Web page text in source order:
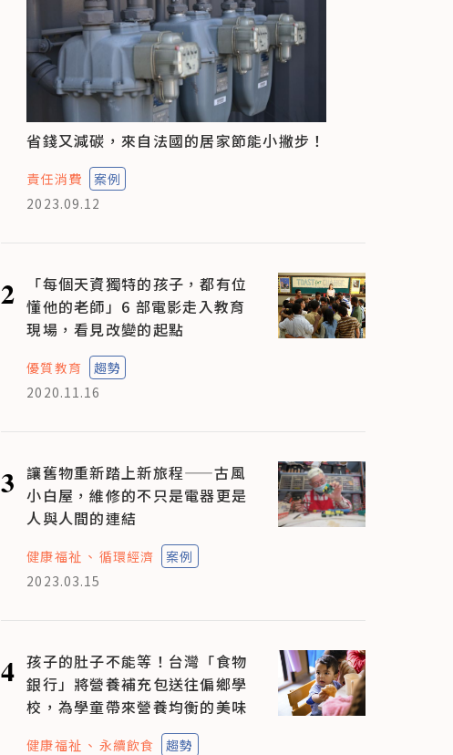
省錢又減碳，來自法國的居家節能小撇步！
責任消費
案例
2023.09.12
2
「每個天資獨特的孩子，都有位
懂他的老師」6 部電影走入教育
現場，看見改變的起點
優質教育
趨勢
2020.11.16
3
讓舊物重新踏上新旅程——古風
小白屋，維修的不只是電器更是
人與人間的連結
健康福祉 循環經濟
案例
2023.03.15
4 孩子的肚子不能等！台灣「食物
銀行」將營養補充包送往偏鄉學
校，為學童帶來營養均衡的美味
健康福祉 永續飲食
趨勢